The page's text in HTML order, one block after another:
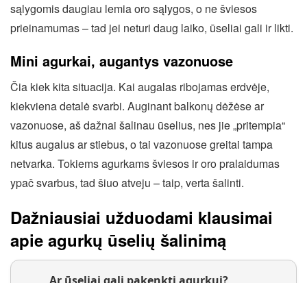
sąlygomis daugiau lemia oro sąlygos, o ne šviesos
prieinamumas – tad jei neturi daug laiko, ūseliai gali ir likti.
Mini agurkai, augantys vazonuose
Čia kiek kita situacija. Kai augalas ribojamas erdvėje,
kiekviena detalė svarbi. Auginant balkonų dėžėse ar
vazonuose, aš dažnai šalinau ūselius, nes jie „pritempia“
kitus augalus ar stiebus, o tai vazonuose greitai tampa
netvarka. Tokiems agurkams šviesos ir oro pralaidumas
ypač svarbus, tad šiuo atveju – taip, verta šalinti.
Dažniausiai užduodami klausimai
apie agurkų ūselių šalinimą